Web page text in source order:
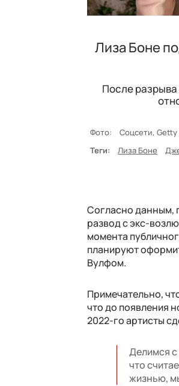
Лиза Боне
После
Фото: Соцсети, Getty
Теги:
Лиза Боне
Согласно данным,
развод с экс-
момента
планируют
Вулфом.
Примечательно,
что до появления
2022-го артисты
Делимся с
что
жизнью,